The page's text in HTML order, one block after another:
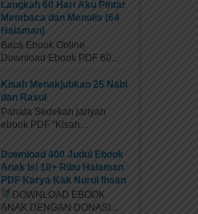
Langkah 60 Hari Aku Pintar
Membaca dan Menulis (64
Halaman)
Baca Ebook Online
Download Ebook PDF 60...
Kisah Menakjubkan 25 Nabi
dan Rasul
Pahala Sedekah jariyah
ebook PDF “Kisah...
Download 400 Judul Ebook
Anak Isi 10+ Ribu Halaman
PDF Karya Kak Nurul Ihsan
DOWNLOAD EBOOK
ANAK DENGAN DONASI...